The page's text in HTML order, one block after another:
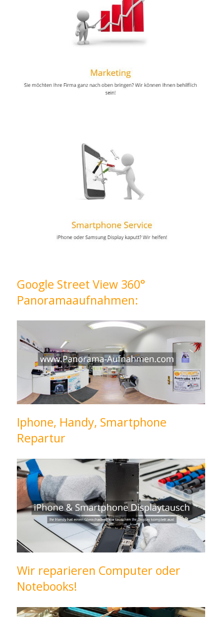
Google Street View 360°
Panoramaaufnahmen:
Iphone, Handy, Smartphone
Repartur
Wir reparieren Computer oder
Notebooks!